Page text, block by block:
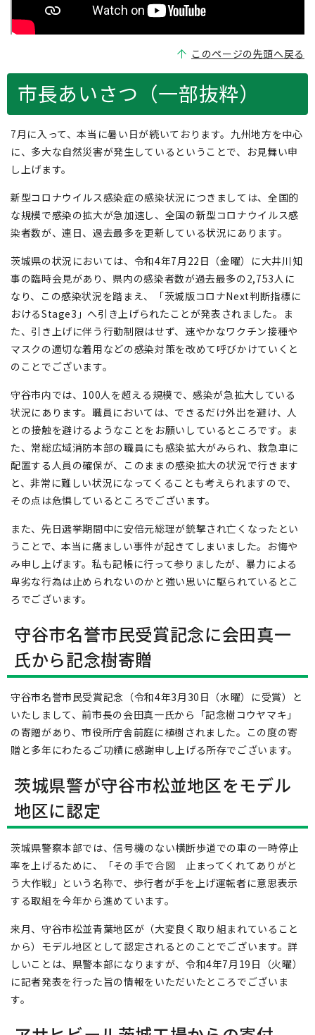
このページの先頭へ戻る
市長あいさつ（一部抜粋）
7月に入って、本当に暑い日が続いております。九州地方を中心
に、多大な自然災害が発生しているということで、お見舞い申
し上げます。
新型コロナウイルス感染症の感染状況につきましては、全国的
な規模で感染の拡大が急加速し、全国の新型コロナウイルス感
染者数が、連日、過去最多を更新している状況にあります。
茨城県の状況においては、令和4年7月22日（金曜）に大井川知
事の臨時会見があり、県内の感染者数が過去最多の2,753人に
なり、この感染状況を踏まえ、「茨城版コロナNext判断指標に
おけるStage3」へ引き上げられたことが発表されました。ま
た、引き上げに伴う行動制限はせず、速やかなワクチン接種や
マスクの適切な着用などの感染対策を改めて呼びかけていくと
のことでございます。
守谷市内では、100人を超える規模で、感染が急拡大している
状況にあります。職員においては、できるだけ外出を避け、人
との接触を避けるようなことをお願いしているところです。ま
た、常総広域消防本部の職員にも感染拡大がみられ、救急車に
配置する人員の確保が、このままの感染拡大の状況で行きます
と、非常に難しい状況になってくることも考えられますので、
その点は危惧しているところでございます。
また、先日選挙期間中に安倍元総理が銃撃され亡くなったとい
うことで、本当に痛ましい事件が起きてしまいました。お悔や
み申し上げます。私も記帳に行って参りましたが、暴力による
卑劣な行為は止められないのかと強い思いに駆られているとこ
ろでございます。
守谷市名誉市民受賞記念に会田真一
氏から記念樹寄贈
守谷市名誉市民受賞記念（令和4年3月30日（水曜）に受賞）と
いたしまして、前市長の会田真一氏から「記念樹コウヤマキ」
の寄贈があり、市役所庁舎前庭に植樹されました。この度の寄
贈と多年にわたるご功績に感謝申し上げる所存でございます。
茨城県警が守谷市松並地区をモデル
地区に認定
茨城県警察本部では、信号機のない横断歩道での車の一時停止
率を上げるために、「その手で合図 止まってくれてありがと
う大作戦」という名称で、歩行者が手を上げ運転者に意思表示
する取組を今年から進めています。
来月、守谷市松並青葉地区が（大変良く取り組まれていること
から）モデル地区として認定されるとのことでございます。詳
しいことは、県警本部になりますが、令和4年7月19日（火曜）
に記者発表を行った旨の情報をいただいたところでございま
す。